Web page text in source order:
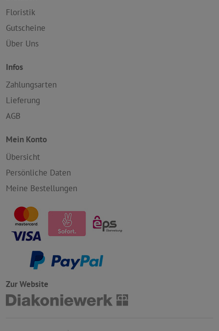
Floristik
Gutscheine
Über Uns
Infos
Zahlungsarten
Lieferung
AGB
Mein Konto
Übersicht
Persönliche Daten
Meine Bestellungen
Zur Website